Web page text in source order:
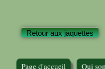
Retour aux jaquettes
Page d'accueil Qui